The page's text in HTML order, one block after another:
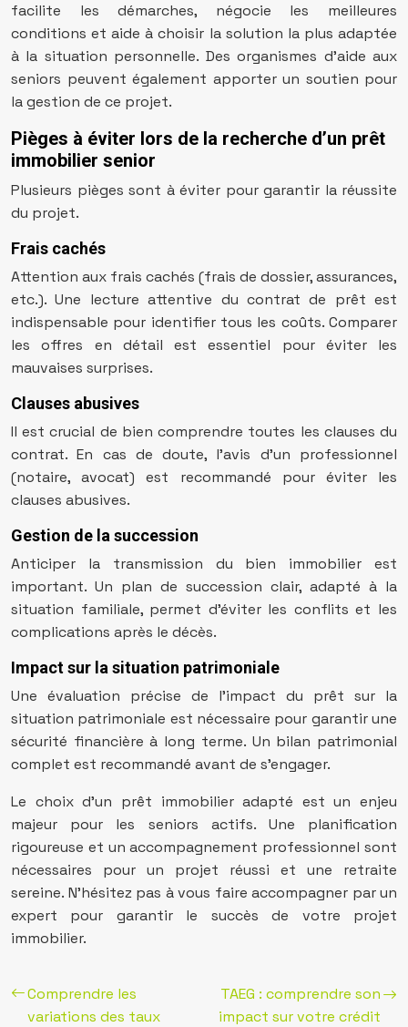
facilite les démarches, négocie les meilleures
conditions et aide à choisir la solution la plus adaptée
à la situation personnelle. Des organismes d’aide aux
seniors peuvent également apporter un soutien pour
la gestion de ce projet.
Pièges à éviter lors de la recherche d’un prêt
immobilier senior
Plusieurs pièges sont à éviter pour garantir la réussite
du projet.
Frais cachés
Attention aux frais cachés (frais de dossier, assurances,
etc.). Une lecture attentive du contrat de prêt est
indispensable pour identifier tous les coûts. Comparer
les offres en détail est essentiel pour éviter les
mauvaises surprises.
Clauses abusives
Il est crucial de bien comprendre toutes les clauses du
contrat. En cas de doute, l’avis d’un professionnel
(notaire, avocat) est recommandé pour éviter les
clauses abusives.
Gestion de la succession
Anticiper la transmission du bien immobilier est
important. Un plan de succession clair, adapté à la
situation familiale, permet d’éviter les conflits et les
complications après le décès.
Impact sur la situation patrimoniale
Une évaluation précise de l’impact du prêt sur la
situation patrimoniale est nécessaire pour garantir une
sécurité financière à long terme. Un bilan patrimonial
complet est recommandé avant de s’engager.
Le choix d’un prêt immobilier adapté est un enjeu
majeur pour les seniors actifs. Une planification
rigoureuse et un accompagnement professionnel sont
nécessaires pour un projet réussi et une retraite
sereine. N’hésitez pas à vous faire accompagner par un
expert pour garantir le succès de votre projet
immobilier.
Comprendre les
variations des taux
TAEG : comprendre son
impact sur votre crédit